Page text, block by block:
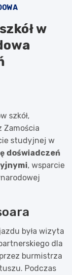
w
szkół,
Zamościa
studyjnej w
doświadczeń
, wsparcie
była wizyta
dla
burmistrza
Podczas